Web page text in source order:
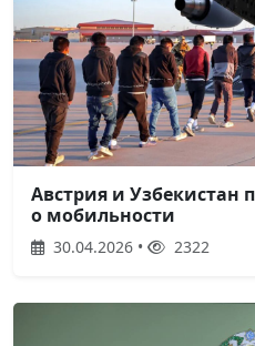
Австрия и Узбекистан
о мобильности
30.04.2026 • 2322